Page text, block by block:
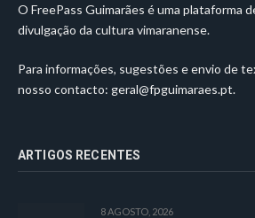
O FreePass Guimarães é uma plataforma
divulgação da cultura vimaranense.
Para informações, sugestões e envio de
nosso contacto: geral@fpguimaraes.pt.
ARTIGOS RECENTES
8 AGOSTO, 2026